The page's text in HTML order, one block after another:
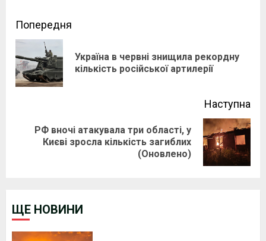
Continue
Reading
Попередня
Україна в червні знищила рекордну
кількість російської артилерії
Наступна
РФ вночі атакувала три області, у
Києві зросла кількість загиблих
(Оновлено)
ЩЕ НОВИНИ